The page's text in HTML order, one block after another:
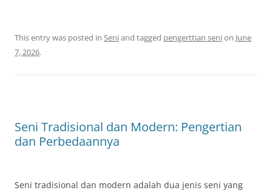
This entry was posted in Seniand tagged pengerttian senion June
7, 2026.
Seni Tradisional dan Modern: Pengertian
dan Perbedaannya
Seni tradisional dan modern adalah dua jenis seni yang